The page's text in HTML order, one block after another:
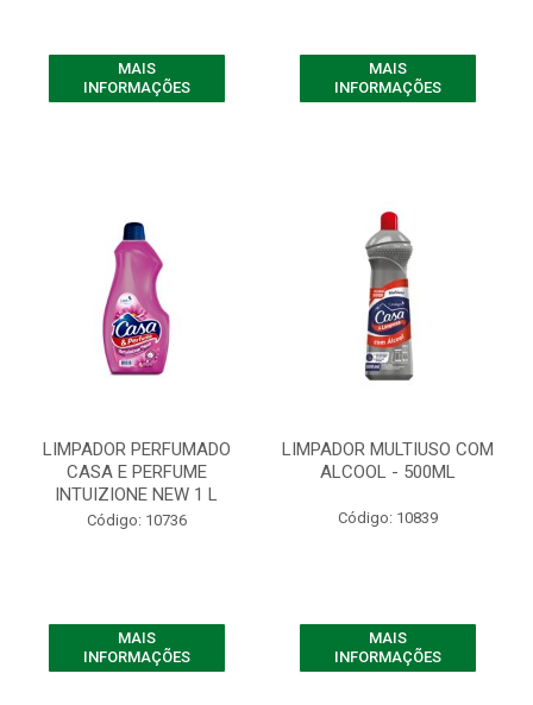
MAIS
INFORMAÇÕES
MAIS
INFORMAÇÕES
LIMPADOR PERFUMADO
CASA E PERFUME
INTUIZIONE NEW 1 L
Código: 10736
MAIS
INFORMAÇÕES
LIMPADOR MULTIUSO COM
ALCOOL - 500ML
Código: 10839
MAIS
INFORMAÇÕES